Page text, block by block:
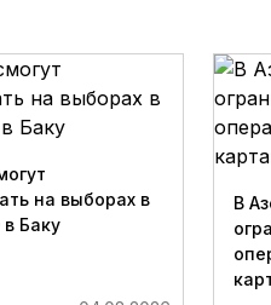
на выборах в
Баку
В